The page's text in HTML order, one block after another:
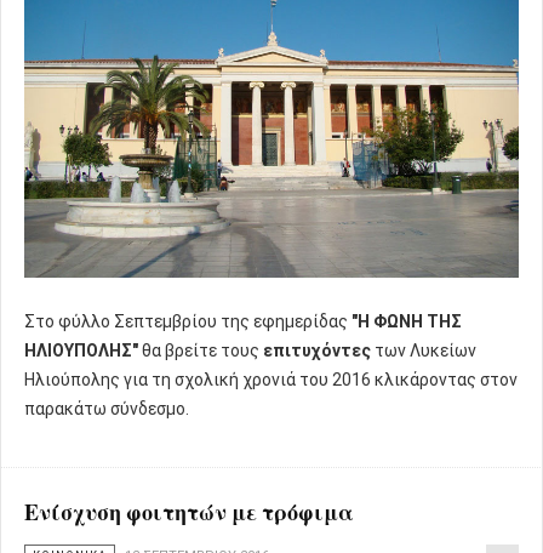
Στο φύλλο Σεπτεμβρίου της εφημερίδας "Η ΦΩΝΗ ΤΗΣ
ΗΛΙΟΥΠΟΛΗΣ"θα βρείτε τους επιτυχόντες των Λυκείων
Ηλιούπολης για τη σχολική χρονιά του 2016 κλικάροντας στον
παρακάτω σύνδεσμο.
Ενίσχυση φοιτητών με τρόφιμα